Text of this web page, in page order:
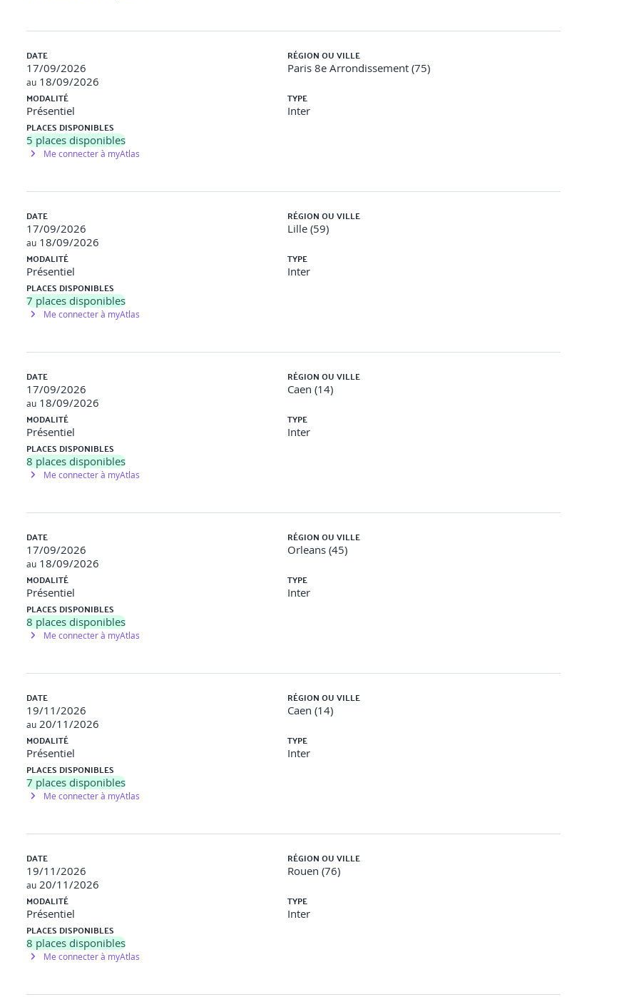
et de production
des idées créatives
collectives
DATE
17/09/2026
au 18/09/2026
RÉGION OU VILLE
Paris 8e Arrondissement (75)
MODALITÉ
Présentiel
TYPE
Inter
PLACES DISPONIBLES
5 places disponibles
Me connecter à myAtlas
DATE
17/09/2026
au 18/09/2026
RÉGION OU VILLE
Lille (59)
MODALITÉ
Présentiel
TYPE
Inter
PLACES DISPONIBLES
7 places disponibles
Me connecter à myAtlas
DATE
17/09/2026
au 18/09/2026
RÉGION OU VILLE
Caen (14)
MODALITÉ
Présentiel
TYPE
Inter
PLACES DISPONIBLES
8 places disponibles
Me connecter à myAtlas
DATE
17/09/2026
au 18/09/2026
RÉGION OU VILLE
Orleans (45)
MODALITÉ
Présentiel
TYPE
Inter
PLACES DISPONIBLES
8 places disponibles
Me connecter à myAtlas
DATE
19/11/2026
au 20/11/2026
RÉGION OU VILLE
Caen (14)
MODALITÉ
Présentiel
TYPE
Inter
PLACES DISPONIBLES
7 places disponibles
Me connecter à myAtlas
DATE
19/11/2026
au 20/11/2026
RÉGION OU VILLE
Rouen (76)
MODALITÉ
Présentiel
TYPE
Inter
PLACES DISPONIBLES
8 places disponibles
Me connecter à myAtlas